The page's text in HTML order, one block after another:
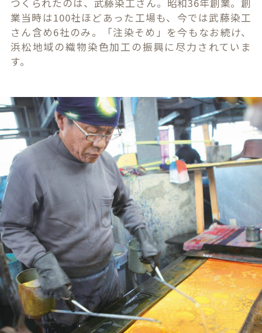
業当時は100社ほどあった工場も、今では武藤染工
さん含め6社のみ。「注染そめ」を今もなお続け、
浜松地域の織物染色加工の振興に尽力されていま
す。